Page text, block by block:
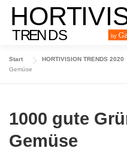
Zum
Inhalt
springen
DAS TRENDMAGAZIN
AUSGABE 2023
Start HORTIVISION TRENDS 2020
Gemüse
1000 gute
Gemüse